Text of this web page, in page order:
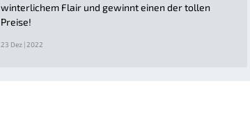
winterlichem Flair und gewinnt einen der tollen
Preise!
23 Dez | 2022